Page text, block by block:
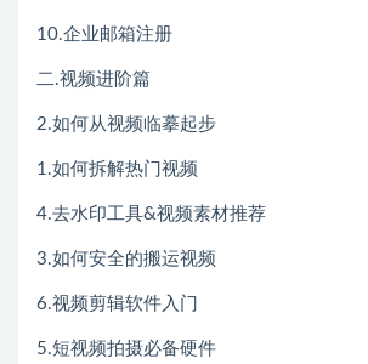
10.企业邮箱注册
二.视频进阶篇
2.如何从视频临摹起步
1.如何拆解热门视频
4.去水印工具&视频素材推荐
3.如何安全的搬运视频
6.视频剪辑软件入门
5.短视频拍摄必备硬件